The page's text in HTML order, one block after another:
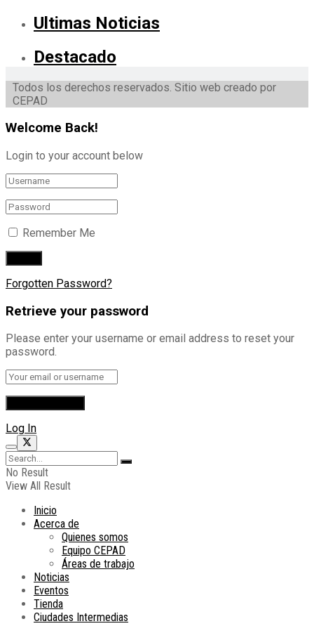
Ultimas Noticias
Destacado
Todos los derechos reservados. Sitio web creado por
CEPAD
Welcome Back!
Login to your account below
Remember Me
Forgotten Password?
Retrieve your password
Please enter your username or email address to reset your
password.
Log In
No Result
View All Result
Inicio
Acerca de
Quienes somos
Equipo CEPAD
Áreas de trabajo
Noticias
Eventos
Tienda
Ciudades Intermedias